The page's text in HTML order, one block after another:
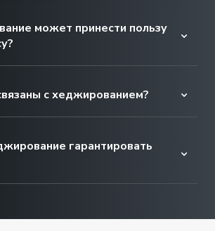
может принести пользу
с хеджированием?
гарантировать